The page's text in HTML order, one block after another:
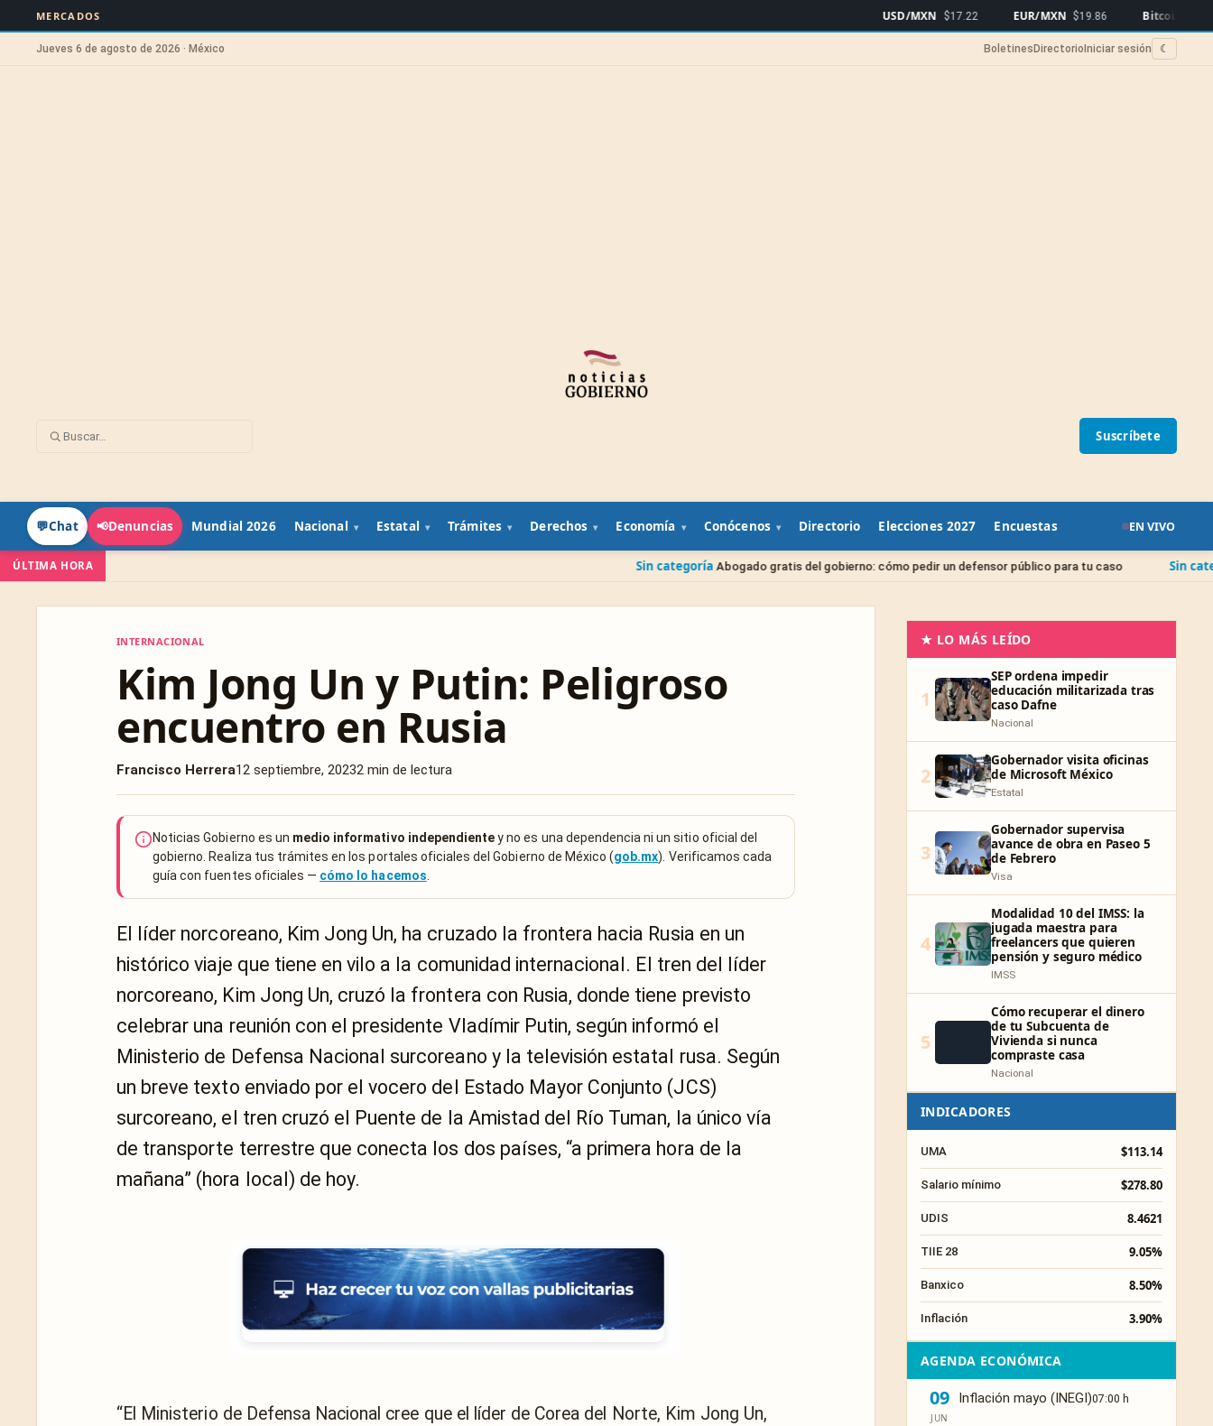
MERCADOS $17.22 EUR/MXN $19.86 Bitcoin $64,226
Jueves 6 de agosto de 2026 · México Boletines Directorio Iniciar sesión ☾
Suscríbete
💬Chat 📢Denuncias Mundial 2026 Nacional Estatal Trámites Derechos Economía Conócenos Directorio Elecciones 2027 Encuestas EN VIVO
ÚLTIMA HORA Abogado gratis del gobierno: cómo pedir un defensor público para tu caso Sin categoría Juicio de
INTERNACIONAL
Kim Jong Un y Putin: Peligroso
encuentro en Rusia
Francisco Herrera12 septiembre, 20232 min de lectura
Noticias Gobierno es un medio informativo independientey no es una dependencia ni un sitio oficial del
gobierno. Realiza tus trámites en los portales oficiales del Gobierno de México (gob.mx). Verificamos cada
guía con fuentes oficiales — cómo lo hacemos
El líder norcoreano, Kim Jong Un, ha cruzado la frontera hacia Rusia en un
histórico viaje que tiene en vilo a la comunidad internacional. El tren del líder
norcoreano, Kim Jong Un, cruzó la frontera con Rusia, donde tiene previsto
celebrar una reunión con el presidente Vladímir Putin, según informó el
Ministerio de Defensa Nacional surcoreano y la televisión estatal rusa. Según
un breve texto enviado por el vocero del Estado Mayor Conjunto (JCS)
surcoreano, el tren cruzó el Puente de la Amistad del Río Tuman, la único vía
de transporte terrestre que conecta los dos países, “a primera hora de la
mañana” (hora local) de hoy.
“El Ministerio de Defensa Nacional cree que el líder de Corea del Norte, Kim Jong Un,
★ LO MÁS LEÍDO
1
SEP ordena impedir
educación militarizada tras
caso Dafne
Nacional
2
Gobernador visita oficinas
de Microsoft México
Estatal
3
Gobernador supervisa
avance de obra en Paseo 5
de Febrero
Visa
4
Modalidad 10 del IMSS: la
jugada maestra para
freelancers que quieren
pensión y seguro médico
IMSS
5
Cómo recuperar el dinero
de tu Subcuenta de
Vivienda si nunca
compraste casa
Nacional
INDICADORES
UMA $113.14
Salario mínimo $278.80
UDIS 8.4621
TIIE 28 9.05%
Banxico 8.50%
Inflación 3.90%
AGENDA ECONÓMICA
09
JUN
Inflación mayo (INEGI)07:00 h